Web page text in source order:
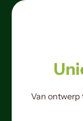
Van ontwerp